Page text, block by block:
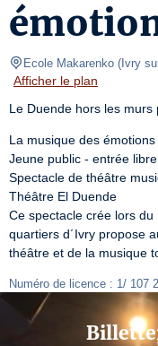
Ecole Makarenko ( Ivry
Afficher le plan
Le Duende hors les murs
La musique des émotions
Jeune public - entrée
Spectacle de théâtre
Théâtre El Duende
Ce spectacle crée lors
quartiers d´Ivry propose
théâtre et de la musique
Numéro de licence : 1/ 107